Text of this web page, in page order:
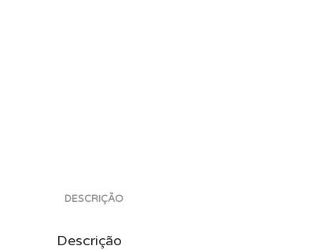
DESCRIÇÃO
Descrição